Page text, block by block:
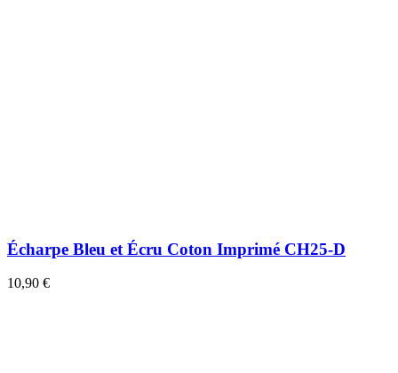
Écharpe Bleu et Écru Coton Imprimé CH25-D
10,90 €